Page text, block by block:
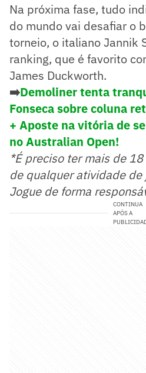
Na próxima fase, tudo
do mundo vai desafiar o
torneio, o italiano Jannik
ranking, que é favorito
James Duckworth.
➡️Demoliner tenta
Fonseca sobre coluna
+ Aposte na vitória de
no Australian Open!
*É preciso ter mais de
de qualquer atividade
Jogue de forma
CONTINUA
APÓS A